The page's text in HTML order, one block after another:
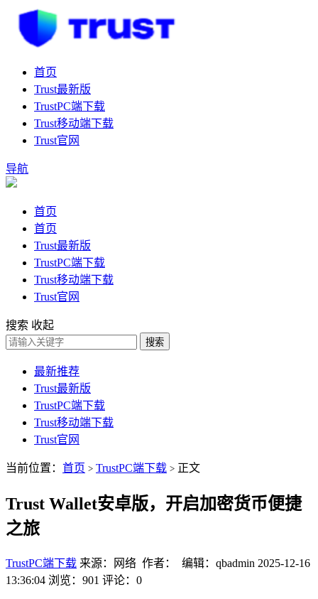
首页
Trust最新版
TrustPC端下载
Trust移动端下载
Trust官网
导航
首页
首页
Trust最新版
TrustPC端下载
Trust移动端下载
Trust官网
搜索 收起
搜索
最新推荐
Trust最新版
TrustPC端下载
Trust移动端下载
Trust官网
当前位置： 首页 > TrustPC端下载 > 正文
Trust Wallet安卓版，开启加密货币便捷
之旅
TrustPC端下载 来源：网络 作者： 编辑：qbadmin 2025-12-16
13:36:04 浏览：901 评论：0